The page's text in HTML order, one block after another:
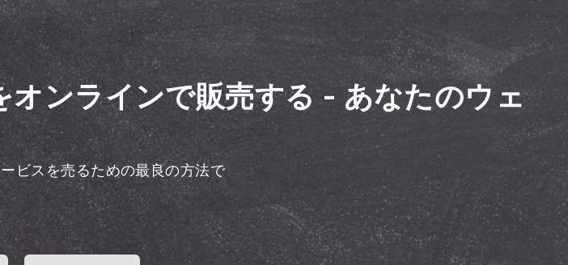
ンラインで販売する - あなたのウェ
ビスを売るための最良の方法で